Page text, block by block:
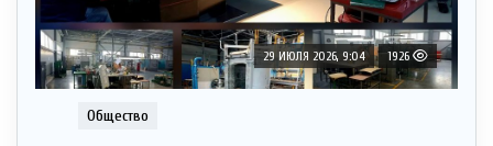
29 ИЮЛЯ 2026, 9:04 1926
Общество